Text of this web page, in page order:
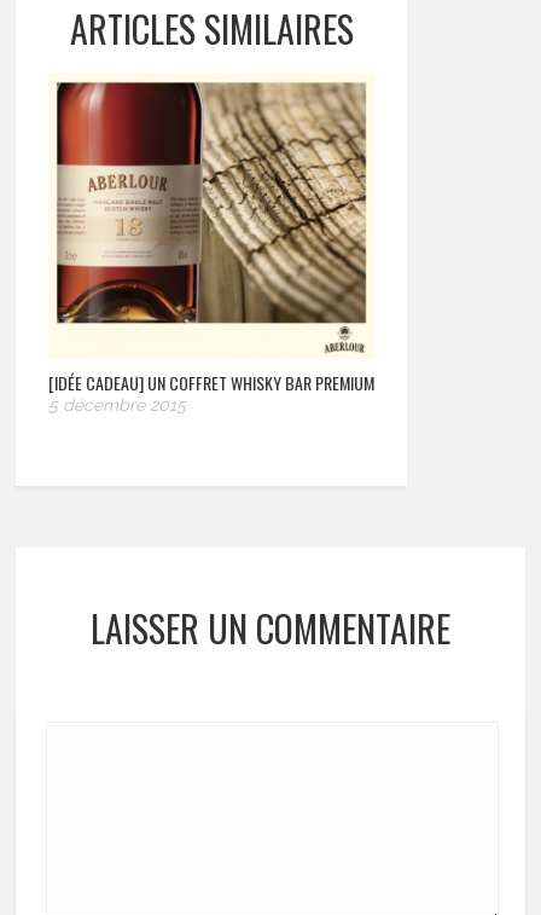
ARTICLES SIMILAIRES
[IDÉE CADEAU] UN COFFRET WHISKY BAR PREMIUM
5 décembre 2015
LAISSER UN COMMENTAIRE